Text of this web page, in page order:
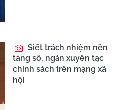
Siết trách nhiệm nền
tảng số, ngăn xuyên tạc
chính sách trên mạng xã
hội